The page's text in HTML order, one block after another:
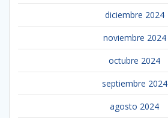
diciembre 2024
noviembre 2024
octubre 2024
septiembre 2024
agosto 2024